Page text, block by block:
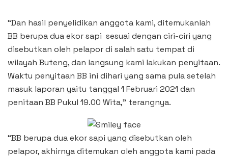
“Dan hasil penyelidikan anggota kami, ditemukanlah
BB berupa dua ekor sapi sesuai dengan ciri-ciri yang
disebutkan oleh pelapor di salah satu tempat di
wilayah Buteng, dan langsung kami lakukan penyitaan.
Waktu penyitaan BB ini dihari yang sama pula setelah
masuk laporan yaitu tanggal 1 Februari 2021 dan
penitaan BB Pukul 19.00 Wita,” terangnya.
“BB berupa dua ekor sapi yang disebutkan oleh
pelapor, akhirnya ditemukan oleh anggota kami pada